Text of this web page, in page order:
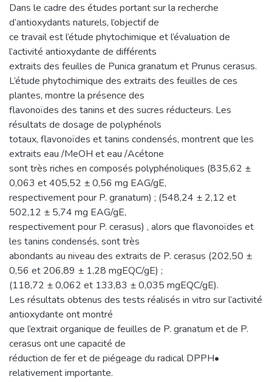
Dans le cadre des études portant sur la recherche
d’antioxydants naturels, l’objectif de
ce travail est l’étude phytochimique et l’évaluation de
l’activité antioxydante de différents
extraits des feuilles de Punica granatum et Prunus cerasus.
L’étude phytochimique des extraits des feuilles de ces
plantes, montre la présence des
flavonoïdes des tanins et des sucres réducteurs. Les
résultats de dosage de polyphénols
totaux, flavonoïdes et tanins condensés, montrent que les
extraits eau /MeOH et eau /Acétone
sont très riches en composés polyphénoliques (835,62 ±
0,063 et 405,52 ± 0,56 mg EAG/gE,
respectivement pour P. granatum) ; (548,24 ± 2,12 et
502,12 ± 5,74 mg EAG/gE,
respectivement pour P. cerasus) , alors que flavonoïdes et
les tanins condensés, sont très
abondants au niveau des extraits de P. cerasus (202,50 ±
0,56 et 206,89 ± 1,28 mgEQC/gE) ;
(118,72 ± 0,062 et 133,83 ± 0,035 mgEQC/gE).
Les résultats obtenus des tests réalisés in vitro sur l’activité
antioxydante ont montré
que l’extrait organique de feuilles de P. granatum et de P.
cerasus ont une capacité de
réduction de fer et de piégeage du radical DPPH•
relativement importante.